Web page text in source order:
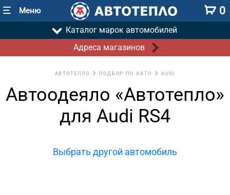
Меню 0
Каталог марок автомобилей
Адреса магазинов
АВТОТЕПЛО ПОДБОР ПО АВТО AUDI
Автоодеяло «Автотепло»
для Audi RS4
Выбрать другой автомобиль